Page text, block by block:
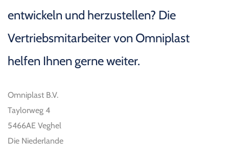
entwickeln und herzustellen? Die
Vertriebsmitarbeiter von Omniplast
helfen Ihnen gerne weiter.
Omniplast B.V.
Taylorweg 4
5466AE Veghel
Die Niederlande